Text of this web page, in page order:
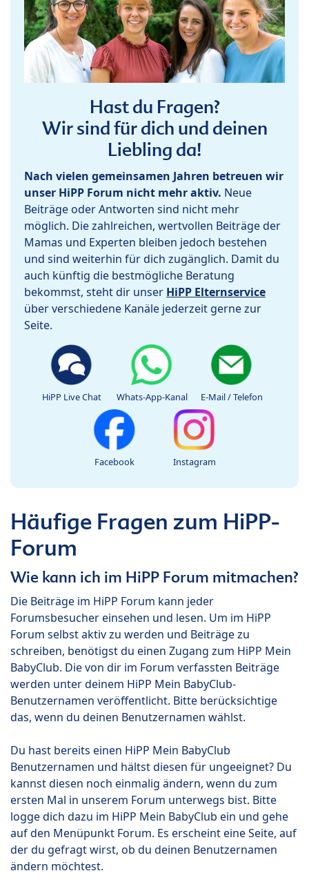
Hast du Fragen?
Wir sind für dich und deinen
Liebling da!
Nach vielen gemeinsamen Jahren betreuen wir
unser HiPP Forum nicht mehr aktiv. Neue
Beiträge oder Antworten sind nicht mehr
möglich. Die zahlreichen, wertvollen Beiträge der
Mamas und Experten bleiben jedoch bestehen
und sind weiterhin für dich zugänglich. Damit du
auch künftig die bestmögliche Beratung
bekommst, steht dir unser HiPP Elternservice
über verschiedene Kanäle jederzeit gerne zur
Seite.
HiPP Live Chat Whats-App-Kanal E-Mail / Telefon
Facebook Instagram
Häufige Fragen zum HiPP-
Forum
Wie kann ich im HiPP Forum mitmachen?
Die Beiträge im HiPP Forum kann jeder
Forumsbesucher einsehen und lesen. Um im HiPP
Forum selbst aktiv zu werden und Beiträge zu
schreiben, benötigst du einen Zugang zum HiPP Mein
BabyClub. Die von dir im Forum verfassten Beiträge
werden unter deinem HiPP Mein BabyClub-
Benutzernamen veröffentlicht. Bitte berücksichtige
das, wenn du deinen Benutzernamen wählst.
Du hast bereits einen HiPP Mein BabyClub
Benutzernamen und hältst diesen für ungeeignet? Du
kannst diesen noch einmalig ändern, wenn du zum
ersten Mal in unserem Forum unterwegs bist. Bitte
logge dich dazu im HiPP Mein BabyClub ein und gehe
auf den Menüpunkt Forum. Es erscheint eine Seite, auf
der du gefragt wirst, ob du deinen Benutzernamen
ändern möchtest.